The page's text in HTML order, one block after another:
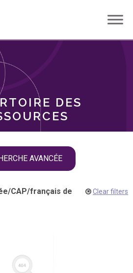
DES
AVANCÉE
/CAP/français de
Clear filters